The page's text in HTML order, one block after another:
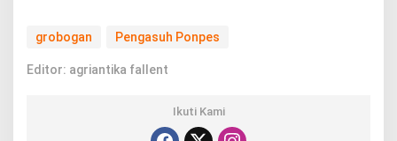
grobogan Pengasuh Ponpes
Editor: agriantika fallent
Ikuti Kami